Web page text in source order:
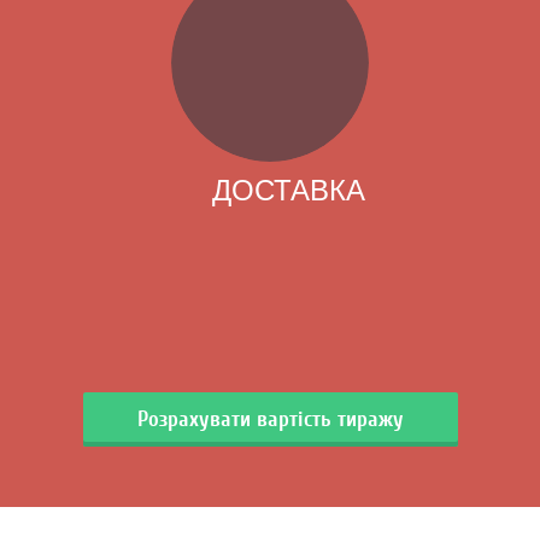
ДОСТАВКА
Розрахувати вартість тиражу